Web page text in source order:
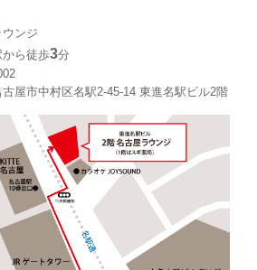
ンジ
ら徒歩3分
屋市中村区名駅2-45-14 東進名駅ビル2階